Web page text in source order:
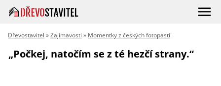
Dřevostavitel »Zajímavosti » Momentky z českých fotopastí
„Počkej, natočím se z té hezčí strany.“